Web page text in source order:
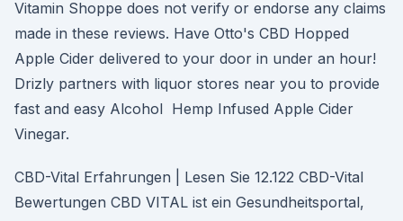
Vitamin Shoppe does not verify or endorse any claims
made in these reviews. Have Otto's CBD Hopped
Apple Cider delivered to your door in under an hour!
Drizly partners with liquor stores near you to provide
fast and easy Alcohol Hemp Infused Apple Cider
Vinegar.
CBD-Vital Erfahrungen | Lesen Sie 12.122 CBD-Vital
Bewertungen CBD VITAL ist ein Gesundheitsportal,